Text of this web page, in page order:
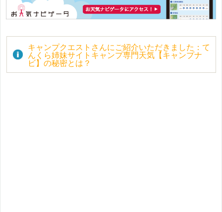
キャンプクエストさんにご紹介いただきました：て
んくら姉妹サイトキャンプ専門天気【キャンプナ
ビ】の秘密とは？